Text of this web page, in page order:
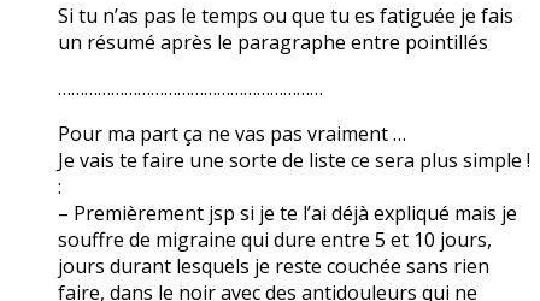
Si tu n’as pas le temps ou que tu es fatiguée je fais
un résumé après le paragraphe entre pointillés
……………………………………………………
Pour ma part ça ne vas pas vraiment …
Je vais te faire une sorte de liste ce sera plus simple !
:
– Premièrement jsp si je te l’ai déjà expliqué mais je
souffre de migraine qui dure entre 5 et 10 jours,
jours durant lesquels je reste couchée sans rien
faire, dans le noir avec des antidouleurs qui ne